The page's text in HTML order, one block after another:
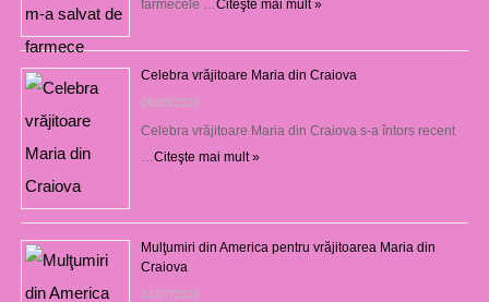
farmecele … Citeşte mai mult »
Celebra vrăjitoare Maria din Craiova
06/08/2026
Celebra vrăjitoare Maria din Craiova s-a întors recent
Citeşte mai mult »
Mulţumiri din America pentru vrăjitoarea Maria din
Craiova
31/07/2026